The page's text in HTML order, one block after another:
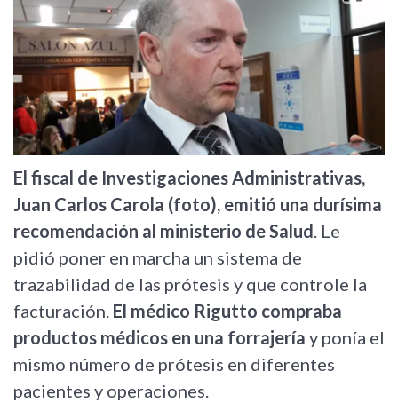
El fiscal de Investigaciones Administrativas,
Juan Carlos Carola (foto), emitió una durísima
recomendación al ministerio de Salud . Le
pidió poner en marcha un sistema de
trazabilidad de las prótesis y que controle la
facturación. El médico Rigutto compraba
productos médicos en una forrajería y ponía el
mismo número de prótesis en diferentes
pacientes y operaciones.